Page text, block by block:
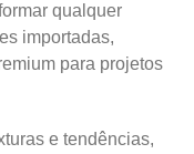
qualquer
importadas,
para projetos
e tendências,